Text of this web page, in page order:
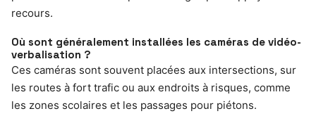
recours.
Où sont généralement installées les caméras de vidéo-
verbalisation ?
Ces caméras sont souvent placées aux intersections, sur
les routes à fort trafic ou aux endroits à risques, comme
les zones scolaires et les passages pour piétons.